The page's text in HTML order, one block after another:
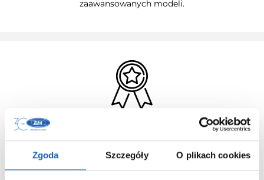
Zgoda Szczegóły O plikach cookies
zaawansowanych modeli.
na warunkach określonych w gwarancji trzyletniej jeśli
kupujący dokona wpłaty w terminie do 30 dni od daty